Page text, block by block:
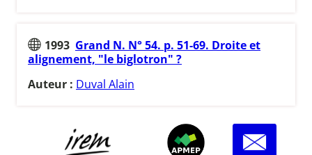
1993 Grand N. N° 54. p. 51-69. Droite et
alignement, "le biglotron" ?
Auteur : Duval Alain